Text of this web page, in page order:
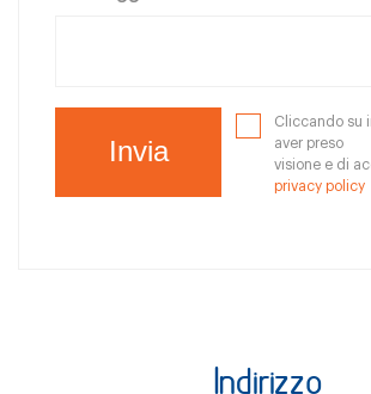
Cliccando su
aver preso
visione e di
privacy policy
Indirizzo